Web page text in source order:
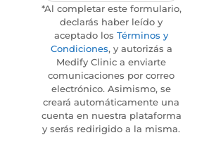
*Al completar este formulario,
declarás haber leído y
aceptado los Términos y
Condiciones, y autorizás a
Medify Clinic a enviarte
comunicaciones por correo
electrónico. Asimismo, se
creará automáticamente una
cuenta en nuestra plataforma
y serás redirigido a la misma.